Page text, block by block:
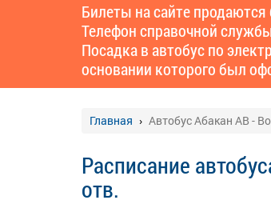
Билеты на сайте
Телефон справочной
Посадка в автобус по
основании которого был
Главная Автобус Абакан АВ -
Расписание
отв.